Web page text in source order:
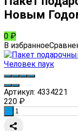
Новым
0 ₽
В избранное
Артикул: 4334221
220 ₽